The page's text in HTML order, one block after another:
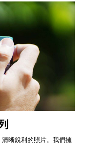
晰銳利的照片。我們擁